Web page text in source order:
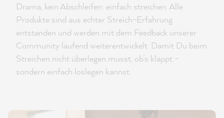
Drama, kein Abschleifen: einfach streichen. Alle
Produkte sind aus echter Streich-Erfahrung
entstanden und werden mit dem Feedback unserer
Community laufend weiterentwickelt. Damit Du beim
Streichen nicht überlegen musst, ob’s klappt –
sondern einfach loslegen kannst.